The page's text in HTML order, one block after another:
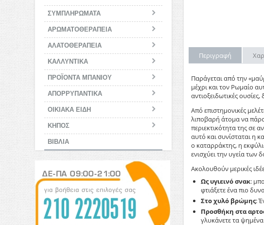
ΣΥΜΠΛΗΡΩΜΑΤΑ
ΑΡΩΜΑΤΟΘΕΡΑΠΕΙΑ
ΑΛΑΤΟΘΕΡΑΠΕΙΑ
ΚΑΛΛΥΝΤΙΚΑ
ΠΡΟΪΟΝΤΑ ΜΠΑΝΙΟΥ
ΑΠΟΡΡΥΠΑΝΤΙΚΑ
ΟΙΚΙΑΚΑ ΕΙΔΗ
ΚΗΠΟΣ
ΒΙΒΛΙΑ
Περιγραφή
Παράγεται από την
μέχρι και τον Ρωμαίο
αντιοξειδωτικές
Από επιστημονικές
λιποβαρή άτομα να
περιεκτικότητα της σε
αυτό και συνίσταται η
ο καταρράκτης, η
ενισχύει την υγεία των
Ακολουθούν μερικές
Ως υγιεινό σνακ:
φτιάξετε ένα πιο
Στο χυλό βρώμης:
Προσθήκη στα
γλυκάνετε τα